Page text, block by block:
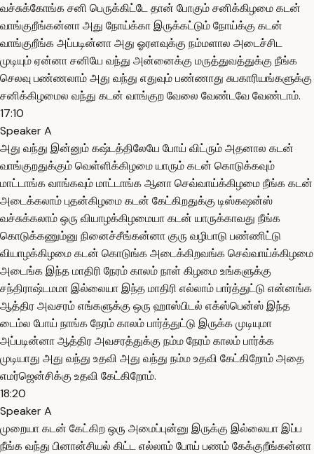
வச்சுக்கோங்க சனி பெருக்கிட்டே தான் போகும் சனிக்கிழமை கடன்
வாங்குறீங்கன்னா அது நோய்க்கா இருக்கட்டும் நோய்க்கு கடன்
வாங்குறீங்க அப்படின்னா அது ஓரளவுக்கு நம்மளால அடைச்சிட
முடியும் ஏன்னா சனியே வந்து அன்னைக்கு மருத்துவத்துக்கு நீங்க
செலவு பண்ணலாம் அது வந்து எதுவும் பண்ணாது சுபகாரியங்களுக்கு
சனிக்கிழமைல வந்து கடன் வாங்குற வேலை வேண்டவே வேண்டாம்.
17:10
Speaker A
அது வந்து இன்னும் கஷ்டத்திலேயே போய் விட்ரும் அதனால கடன்
வாங்குறதுக்கும் வெள்ளிக்கிழமை யாரும் கடன் கொடுக்கவும்
மாட்டாங்க வாங்கவும் மாட்டாங்க ஆனா செவ்வாய்க்கிழமை நீங்க கடன்
அடைக்கலாம் புதன்கிழமை கடன் கேட்கிறதுக்கு டிஸ்கஷன்ஸ்
வச்சுக்கலாம் ஒரு வியாழக்கிழமையா கடன் யாருக்காவது நீங்க
கொடுக்கணும்னு நினைச்சீங்கன்னா குரு வழிபாடு பண்ணிட்டு
வியாழக்கிழமை கடன் கொடுங்க அடைக்கிறவங்க செவ்வாய்க்கிழமை
அடைங்க இந்த மாதிரி நேரம் காலம் நாள் கிழமை உங்களுக்கு
சந்திராஷ்டமமா இல்லையா இந்த மாதிரி எல்லாம் பார்த்துட்டு என்னங்க
ஆத்திர அவசரம் எங்களுக்கு ஒரு ஹாஸ்பிடல் எக்ஸ்பென்ஸ் இந்த
டைம்ல போய் நாங்க நேரம் காலம் பார்த்துட்டு இருக்க முடியுமா
அப்படின்னா ஆத்திர அவசரத்துக்கு நம்ம நேரம் காலம் பார்க்க
முடியாது அது வந்து உதவி அது வந்து நம்ம உதவி கேட்கிறோம் அதை
எமர்ஜென்சிக்கு உதவி கேட்கிறோம்.
18:20
Speaker A
முறையா கடன் கேட்கிற ஒரு அமைப்புன்னு இருக்கு இல்லையா இப்ப
நீங்க வந்து பினான்சியல் கிட்ட எல்லாம் போய் பணம் கேக்குறீங்கன்னா